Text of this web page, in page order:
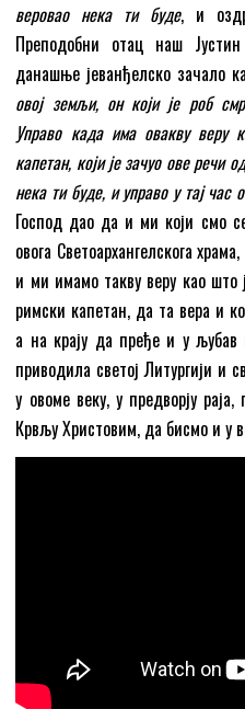
веровао нека ти буде, и
Преподобни отац наш
данашње јеванђелско зачало
овој земљи, он који је роб
Управо када има овакву веру
капетан, који је зачуо ове речи
нека ти буде, и управо у тај час
Господ дао да и ми који смо
овога Светоархангелскога
и ми имамо такву веру као што
римски капетан, да та вера и
а на крају да пређе и у
приводила светој Литургији и
у овоме веку, у предворју
Крвљу Христовим, да бисмо и у